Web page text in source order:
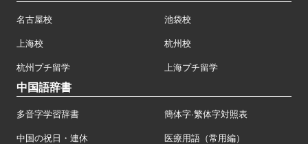
名古屋校 池袋校
上海校 杭州校
杭州プチ留学 上海プチ留学
中国語辞書
多音字学習辞書 簡体字·繁体字対照表
中国の祝日・連休 医療用語（常用編）